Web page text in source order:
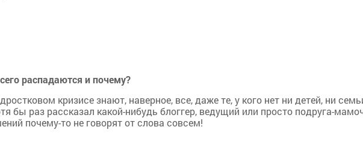
распадаются и почему?
кризисе знают, наверное, все, даже те, у кого нет ни детей, ни
бы раз рассказал какой-нибудь блоггер, ведущий или просто подруга-
почему-то не говорят от слова совсем!